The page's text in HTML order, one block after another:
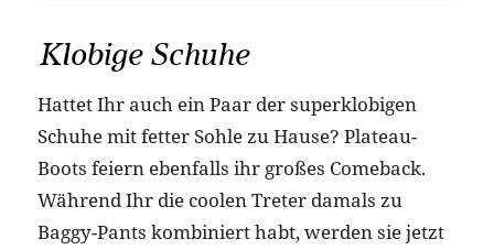
Klobige Schuhe
Hattet Ihr auch ein Paar der superklobigen
Schuhe mit fetter Sohle zu Hause? Plateau-
Boots feiern ebenfalls ihr großes Comeback.
Während Ihr die coolen Treter damals zu
Baggy-Pants kombiniert habt, werden sie jetzt